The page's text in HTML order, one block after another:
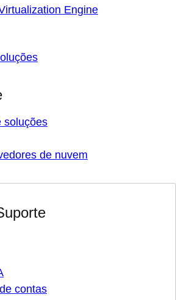
Engine
soluções
de nuvem
contas